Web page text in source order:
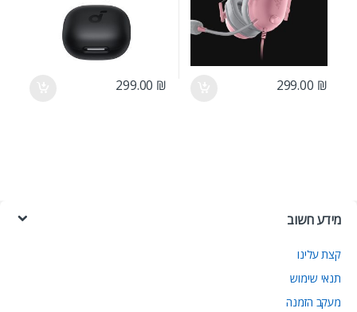
299.00 ₪
299.00 ₪
מידע חשוב
קצת עלינו
תנאי שימוש
מעקב הזמנה